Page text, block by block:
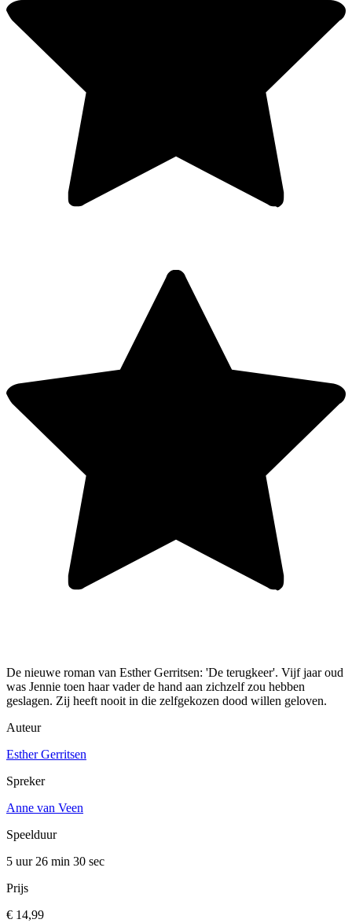
De nieuwe roman van Esther Gerritsen: 'De terugkeer'. Vijf jaar oud
was Jennie toen haar vader de hand aan zichzelf zou hebben
geslagen. Zij heeft nooit in die zelfgekozen dood willen geloven.
Auteur
Esther Gerritsen
Spreker
Anne van Veen
Speelduur
5 uur 26 min 30 sec
Prijs
€ 14,99